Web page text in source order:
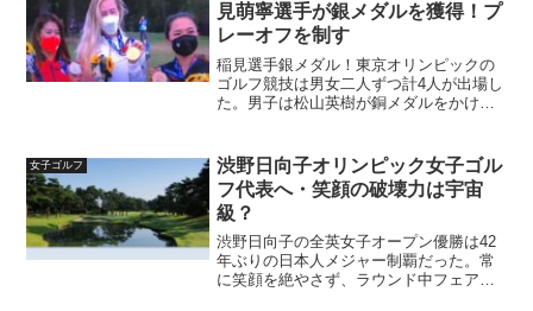
見萌寧選手が銀メダルを獲得！プ
レーオフを制す
稲見選手銀メダル！東京オリンピックの
ゴルフ競技は男女二人ずつ計4人が出場し
た。男子は松山英樹が銅メダルをかけて
萌寧選手がゴルフ界悲願の銀メダルを獲
得した。
女子ゴルフ
渋野日向子オリンピック女子ゴル
フ代表へ・笑顔の破壊力は宇宙
級？
渋野日向子の全英女子オープン優勝は42
年ぶりの日本人メジャー制覇だった。常
に笑顔を絶やさず、ラウンド中フェアウ